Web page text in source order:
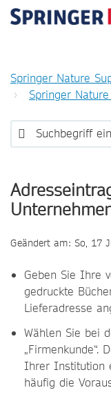
Springer Nature
Springer
Geändert am: So, 17
Geben Sie Ihre
gedruckte
Lieferadresse
Wählen Sie bei
„Firmenkunde“.
Ihrer Institution
häufig die